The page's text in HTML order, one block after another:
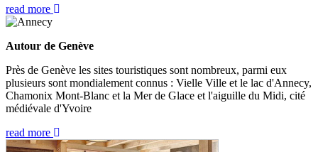
read more
Autour de Genève
Près de Genève les sites touristiques sont nombreux, parmi eux
plusieurs sont mondialement connus : Vielle Ville et le lac d'Annecy,
Chamonix Mont-Blanc et la Mer de Glace et l'aiguille du Midi, cité
médiévale d'Yvoire
read more